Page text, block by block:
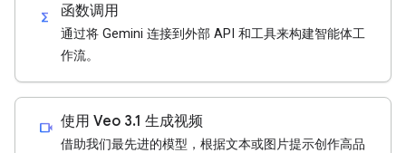
functions 函数调用
通过将 Gemini 连接到外部 API 和工具来构建智能体工
作流。
videocam 使用 Veo 3.1 生成视频
借助我们最先进的模型，根据文本或图片提示创作高品